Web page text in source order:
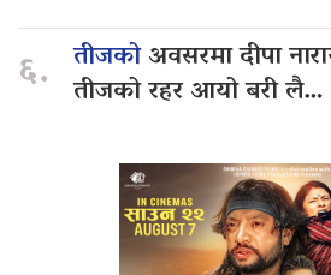
६. तीजकोअवसरमा दीपा
तीजको रहर आयो बरी लै…